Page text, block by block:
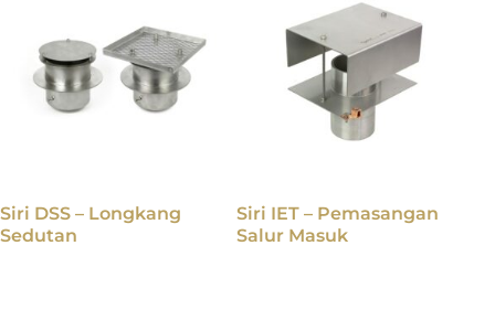
Siri DSS – Longkang
Sedutan
Siri IET – Pemasangan
Salur Masuk